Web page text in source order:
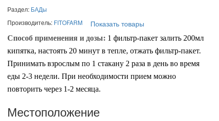
Раздел: БАДы
Производитель: FITOFARM Показать товары
Способ применения и дозы: 1 фильтр-пакет залить 200мл
кипятка, настоять 20 минут в тепле, отжать фильтр-пакет.
Принимать взрослым по 1 стакану 2 раза в день во время
еды 2-3 недели. При необходимости прием можно
повторить через 1-2 месяца.
Местоположение